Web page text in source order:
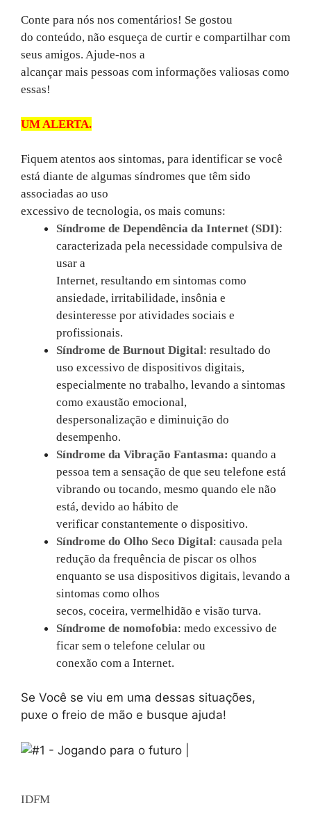
Conte para nós nos comentários! Se gostou
do conteúdo, não esqueça de curtir e compartilhar com
seus amigos. Ajude-nos a
alcançar mais pessoas com informações valiosas como
essas!
UM ALERTA.
Fiquem atentos aos sintomas, para identificar se você
está diante de algumas síndromes que têm sido
associadas ao uso
excessivo de tecnologia, os mais comuns:
Síndrome de Dependência da Internet (SDI):
caracterizada pela necessidade compulsiva de
usar a
Internet, resultando em sintomas como
ansiedade, irritabilidade, insônia e
desinteresse por atividades sociais e
profissionais.
Síndrome de Burnout Digital: resultado do
uso excessivo de dispositivos digitais,
especialmente no trabalho, levando a sintomas
como exaustão emocional,
despersonalização e diminuição do
desempenho.
Síndrome da Vibração Fantasma: quando a
pessoa tem a sensação de que seu telefone está
vibrando ou tocando, mesmo quando ele não
está, devido ao hábito de
verificar constantemente o dispositivo.
Síndrome do Olho Seco Digital: causada pela
redução da frequência de piscar os olhos
enquanto se usa dispositivos digitais, levando a
sintomas como olhos
secos, coceira, vermelhidão e visão turva.
Síndrome de nomofobia: medo excessivo de
ficar sem o telefone celular ou
conexão com a Internet.
Se Você se viu em uma dessas situações,
puxe o freio de mão e busque ajuda!
IDFM